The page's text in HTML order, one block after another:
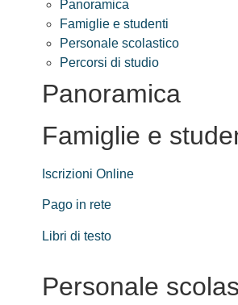
Panoramica
Famiglie e studenti
Personale scolastico
Percorsi di studio
Panoramica
Famiglie e
Iscrizioni Online
Pago in rete
Libri di testo
Personale